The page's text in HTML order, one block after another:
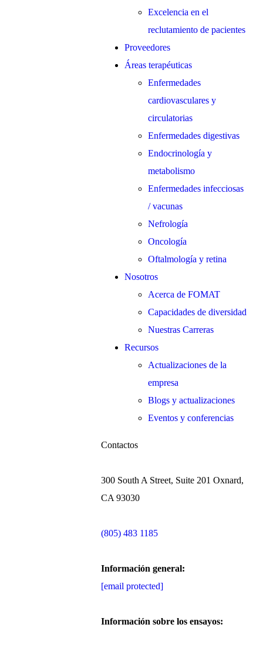
Excelencia en el
reclutamiento de pacientes
Proveedores
Áreas terapéuticas
Enfermedades
cardiovasculares y
circulatorias
Enfermedades digestivas
Endocrinología y
metabolismo
Enfermedades infecciosas
/ vacunas
Nefrología
Oncología
Oftalmología y retina
Nosotros
Acerca de FOMAT
Capacidades de diversidad
Nuestras Carreras
Recursos
Actualizaciones de la
empresa
Blogs y actualizaciones
Eventos y conferencias
Contactos
300 South A Street, Suite 201 Oxnard,
CA 93030
(805) 483 1185
Información general:
[email protected]
Información sobre los ensayos: